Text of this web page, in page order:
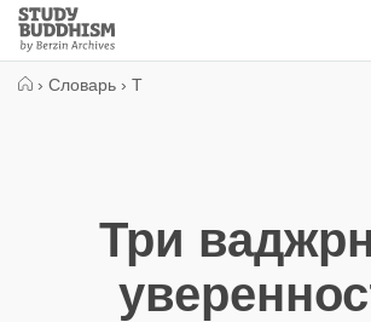
Close
Study
Buddhism
› Словарь › Т
Три